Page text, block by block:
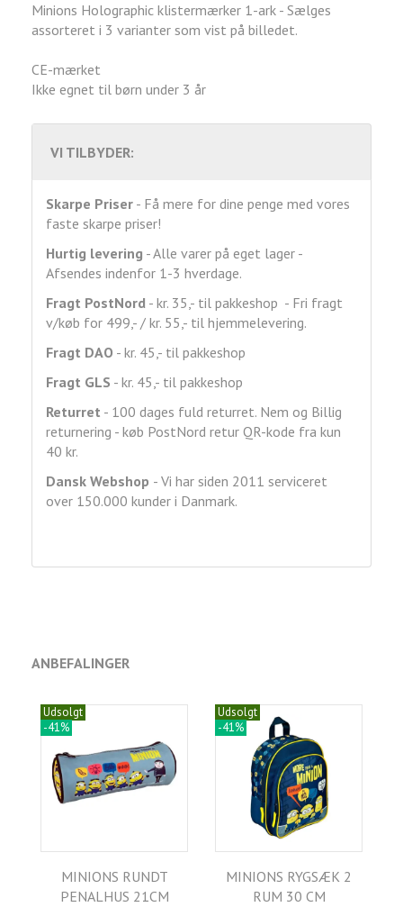
Minions Holographic klistermærker 1-ark - Sælges
assorteret i 3 varianter som vist på billedet.
CE-mærket
Ikke egnet til børn under 3 år
VI TILBYDER:
Skarpe Priser - Få mere for dine penge med vores
faste skarpe priser!
Hurtig levering - Alle varer på eget lager -
Afsendes indenfor 1-3 hverdage.
Fragt PostNord - kr. 35,- til pakkeshop - Fri fragt
v/køb for 499,- / kr. 55,- til hjemmelevering.
Fragt DAO - kr. 45,- til pakkeshop
Fragt GLS - kr. 45,- til pakkeshop
Returret - 100 dages fuld returret. Nem og Billig
returnering - køb PostNord retur QR-kode fra kun
40 kr.
Dansk Webshop - Vi har siden 2011 serviceret
over 150.000 kunder i Danmark.
ANBEFALINGER
Udsolgt
-41%
MINIONS RUNDT
PENALHUS 21CM
Udsolgt
-41%
MINIONS RYGSÆK 2
RUM 30 CM